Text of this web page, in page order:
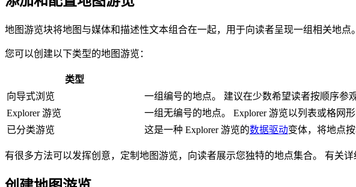
地图游览块将地图与媒体和描述性文本组合在一起，用于向读者呈现一组相关地
您可以创建以下类型的地图游览：
类型
向导式浏览
一组编号的地点。 建议在少数希望读者按顺序参
Explorer 游览
一组无编号的地点。 Explorer 游览以列表或格网
已分类游览
这是一种 Explorer 游览的数据驱动变体，将地点
有很多方法可以发挥创意，定制地图游览，向读者展示您独特的地点集合。 有关详